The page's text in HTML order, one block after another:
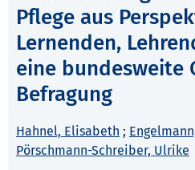
Pflege aus
Lernenden,
eine bundesweite
Befragung
Hahnel, Elisabeth ;
Pörschmann-Schreiber, Ulrike